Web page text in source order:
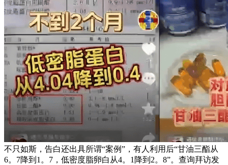
不只如斯，告白还出具所谓“案例”，有人利用后“甘油三酯从
6。7降到1。7，低密度脂卵白从4。1降到2。8”。查询拜访发